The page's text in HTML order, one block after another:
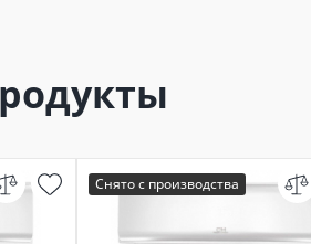
Снято с производства